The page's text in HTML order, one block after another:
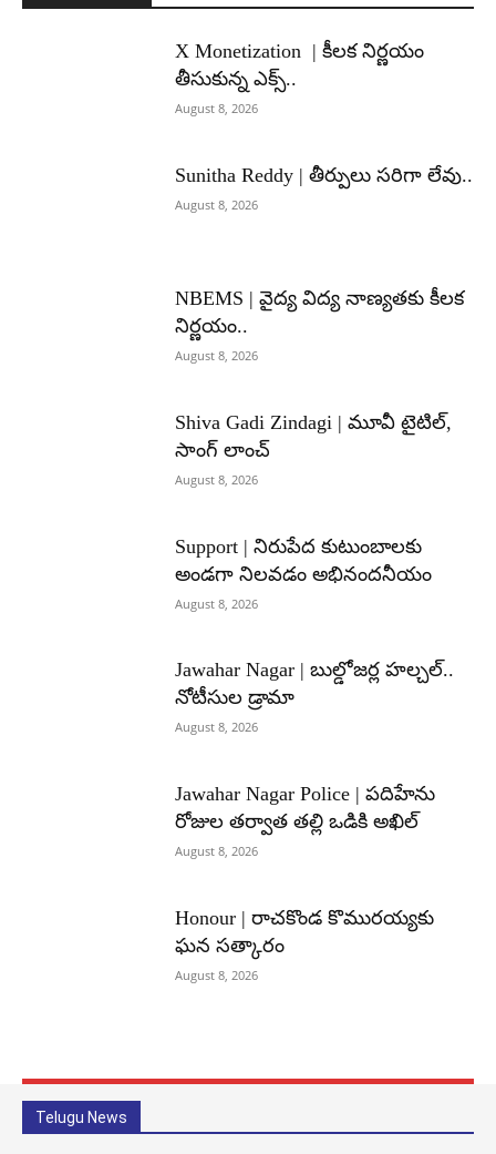
X Monetization | కీలక నిర్ణయం
తీసుకున్న ఎక్స్..
August 8, 2026
Sunitha Reddy | తీర్పులు సరిగా లేవు..
August 8, 2026
NBEMS | వైద్య విద్య నాణ్యతకు కీలక
నిర్ణయం..
August 8, 2026
Shiva Gadi Zindagi | మూవీ టైటిల్,
సాంగ్ లాంచ్
August 8, 2026
Support | నిరుపేద కుటుంబాలకు
అండగా నిలవడం అభినందనీయం
August 8, 2026
Jawahar Nagar | బుల్డోజర్ల హల్చల్..
నోటీసుల డ్రామా
August 8, 2026
Jawahar Nagar Police | పదిహేను
రోజుల తర్వాత తల్లి ఒడికి అఖిల్
August 8, 2026
Honour | రాచకొండ కొమురయ్యకు
ఘన సత్కారం
August 8, 2026
Telugu News